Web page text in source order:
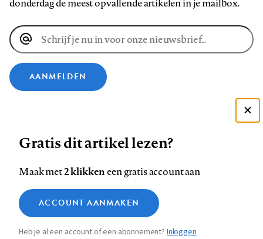
donderdag de meest opvallende artikelen in je mailbox.
E-
mailadres
AANMELDEN
ons
op
Facebook
ons
op
LinkedIn
ons
op
Bluesky
ons
op
Instagram
ons
op
YouTube
ons
Footer
navigation
Contact Colofon Disclaimer Privacy
Medische vragen verdienen
betrouwbare antwoorden
Zie onze cookie policy
Analytische cookies
Marketing cookies
Gratis dit artikel lezen?
Maak met2 klikkeneen gratis account aan
ACCOUNT AANMAKEN
Heb je al een account of een abonnement?Inloggen